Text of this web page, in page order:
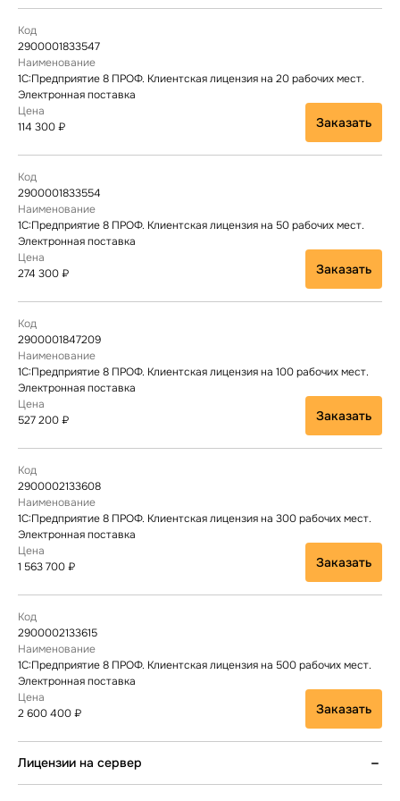
2900001833547
1С:Предприятие 8 ПРОФ. Клиентская лицензия на 20 рабочих мест.
Электронная поставка
114 300 ₽ Заказать
2900001833554
1С:Предприятие 8 ПРОФ. Клиентская лицензия на 50 рабочих мест.
Электронная поставка
274 300 ₽ Заказать
2900001847209
1С:Предприятие 8 ПРОФ. Клиентская лицензия на 100 рабочих мест.
Электронная поставка
527 200 ₽ Заказать
2900002133608
1С:Предприятие 8 ПРОФ. Клиентская лицензия на 300 рабочих мест.
Электронная поставка
1 563 700 ₽ Заказать
2900002133615
1С:Предприятие 8 ПРОФ. Клиентская лицензия на 500 рабочих мест.
Электронная поставка
2 600 400 ₽ Заказать
Лицензии на сервер